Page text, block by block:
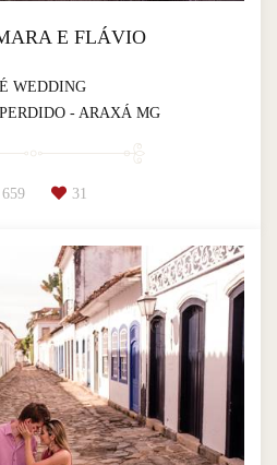
E FLÁVIO
WEDDING
- ARAXÁ MG
659 31